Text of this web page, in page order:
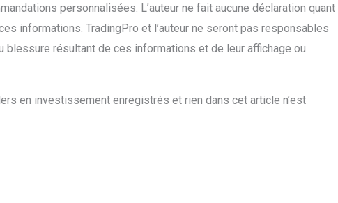
personnalisées. L’auteur ne fait aucune déclaration quant
informations. TradingPro et l’auteur ne seront pas responsables
blessure résultant de ces informations et de leur affichage ou
en investissement enregistrés et rien dans cet article n’est